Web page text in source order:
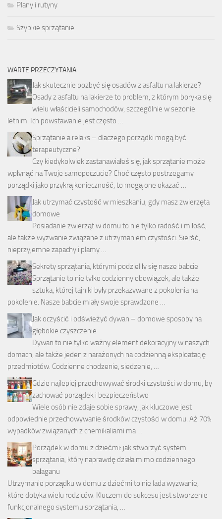
Plany i rutyny
Szybkie sprzątanie
WARTE PRZECZYTANIA
Jak skutecznie pozbyć się osadów z asfaltu na lakierze?
Osady z asfaltu na lakierze to problem, z którym boryka się
wielu właścicieli samochodów, szczególnie w sezonie
letnim. Ich powstawanie jest często …
Sprzątanie a relaks – dlaczego porządki mogą być
terapeutyczne?
Czy kiedykolwiek zastanawiałeś się, jak sprzątanie może
wpłynąć na Twoje samopoczucie? Choć często postrzegamy
porządki jako przykrą konieczność, to mogą one okazać …
Jak utrzymać czystość w mieszkaniu, gdy masz zwierzęta
domowe
Posiadanie zwierząt w domu to nie tylko radość i miłość,
ale także wyzwanie związane z utrzymaniem czystości. Sierść,
nieprzyjemne zapachy i plamy …
Sekrety sprzątania, którymi podzieliły się nasze babcie
Sprzątanie to nie tylko codzienny obowiązek, ale także
sztuka, której tajniki były przekazywane z pokolenia na
pokolenie. Nasze babcie miały swoje sprawdzone …
Jak oczyścić i odświeżyć dywan – domowe sposoby na
głębokie czyszczenie
Dywan to nie tylko ważny element dekoracyjny w naszych
domach, ale także jeden z narażonych na codzienną eksploatację
przedmiotów. Codzienne chodzenie, siedzenie, …
Gdzie najlepiej przechowywać środki czystości w domu, by
zachować porządek i bezpieczeństwo
Wiele osób nie zdaje sobie sprawy, jak kluczowe jest
odpowiednie przechowywanie środków czystości w domu. Aż 70%
wypadków związanych z chemikaliami ma …
Porządek w domu z dziećmi: jak stworzyć system
sprzątania, który naprawdę działa mimo codziennego
bałaganu
Utrzymanie porządku w domu z dziećmi to nie lada wyzwanie,
które dotyka wielu rodziców. Kluczem do sukcesu jest stworzenie
funkcjonalnego systemu sprzątania, …